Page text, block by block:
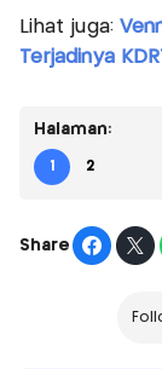
Lihat juga:
Terjadinya
Halaman:
1 2
Share